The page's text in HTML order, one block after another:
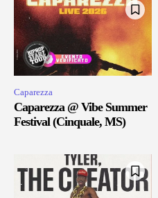
Caparezza
Caparezza @ Vibe Summer
Festival (Cinquale, MS)